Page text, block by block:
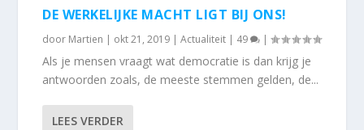
DE WERKELIJKE MACHT LIGT BIJ ONS!
door Martien | okt 21, 2019 |Actualiteit | 49 |
Als je mensen vraagt wat democratie is dan krijg je
antwoorden zoals, de meeste stemmen gelden, de...
LEES VERDER